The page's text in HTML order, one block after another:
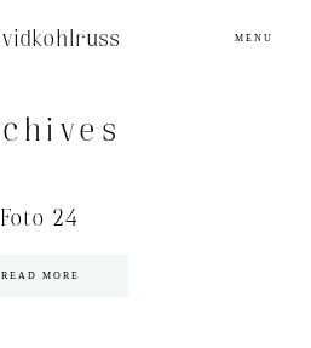
MENU
Foto 24
READ MORE